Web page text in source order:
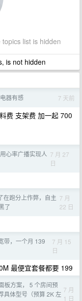
list is hidden
is not hidden
器有感 7 天前
费 支架费 加一起 700
心率广播实现人 7 月 27
日
在跑分上作弊，自主
了
7 月
22 日
带，一个月 139
7 月 15
日
最便宜套餐都要 199
板方案， 5 个房间预
具体型号（预算 2K 左
7 月
1 日